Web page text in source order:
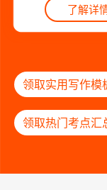
了解详
领取实用写作模
领取热门考点汇